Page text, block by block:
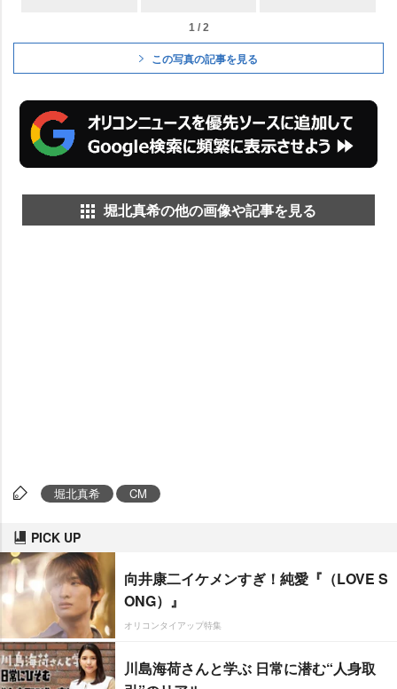
1 / 2
この写真の記事を見る
堀北真希の他の画像や記事を見る
堀北真希 CM
PICK UP
向井康二イケメンすぎ！純愛『（LOVE S
ONG）』
オリコンタイアップ特集
川島海荷さんと学ぶ 日常に潜む“人身取